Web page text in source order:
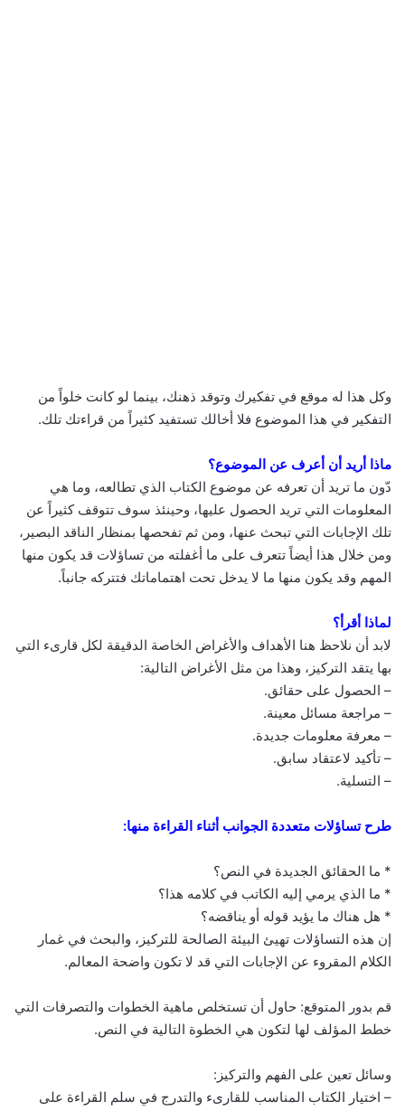
وكل هذا له موقع في تفكيرك وتوقد ذهنك، بينما لو كانت خلواً من
التفكير في هذا الموضوع فلا أخالك تستفيد كثيراً من قراءتك تلك.
ماذا أريد أن أعرف عن الموضوع؟
دّون ما تريد أن تعرفه عن موضوع الكتاب الذي تطالعه، وما هي
المعلومات التي تريد الحصول عليها، وحينئذ سوف تتوقف كثيراً عن
تلك الإجابات التي تبحث عنها، ومن ثم تفحصها بمنظار الناقد البصير،
ومن خلال هذا أيضاً تتعرف على ما أغفلته من تساؤلات قد يكون منها
المهم وقد يكون منها ما لا يدخل تحت اهتماماتك فتتركه جانباً.
لماذا أقرأ؟
لابد أن نلاحظ هنا الأهداف والأغراض الخاصة الدقيقة لكل قارىء التي
بها يتقد التركيز، وهذا من مثل الأغراض التالية:
– الحصول على حقائق.
– مراجعة مسائل معينة.
– معرفة معلومات جديدة.
– تأكيد لاعتقاد سابق.
– التسلية.
طرح تساؤلات متعددة الجوانب أثناء القراءة منها:
* ما الحقائق الجديدة في النص؟
* ما الذي يرمي إليه الكاتب في كلامه هذا؟
* هل هناك ما يؤيد قوله أو يناقضه؟
إن هذه التساؤلات تهيئ البيئة الصالحة للتركيز، والبحث في غمار
الكلام المقروء عن الإجابات التي قد لا تكون واضحة المعالم.
قم بدور المتوقع: حاول أن تستخلص ماهية الخطوات والتصرفات التي
خطط المؤلف لها لتكون هي الخطوة التالية في النص.
وسائل تعين على الفهم والتركيز:
– اختيار الكتاب المناسب للقارىء والتدرج في سلم القراءة على